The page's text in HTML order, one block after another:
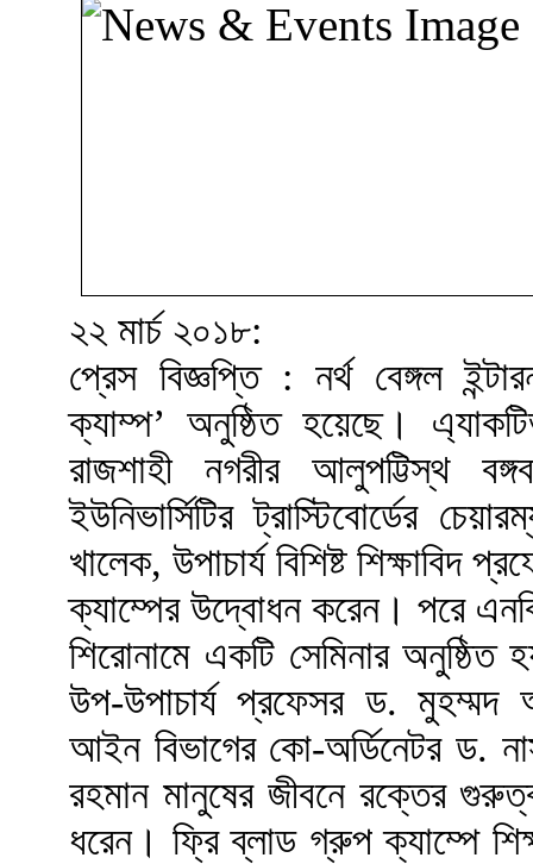
২২ মার্চ ২০১৮:
প্রেস বিজ্ঞপ্তি : নর্থ বেঙ্গল
ক্যাম্প’ অনুষ্ঠিত হয়েছে।
রাজশাহী নগরীর আলুপট্টিস্থ
ইউনিভার্সিটির ট্রাস্টিবোর্ডের
খালেক, উপাচার্য বিশিষ্ট
ক্যাম্পের উদ্বোধন করেন। পরে
শিরোনামে একটি সেমিনার
উপ-উপাচার্য প্রফেসর ড. মুহম্মদ
আইন বিভাগের কো-অর্ডিনেটর ড.
রহমান মানুষের জীবনে রক্তের
ধরেন। ফ্রি ব্লাড গ্রুপ ক্যাম্পে